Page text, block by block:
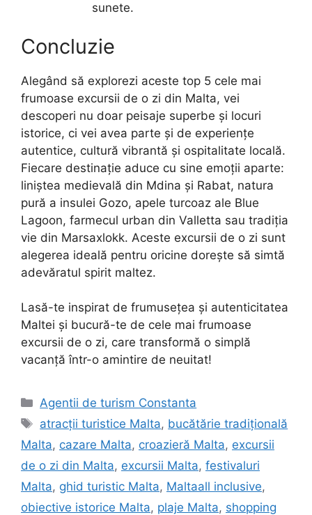
sunete.
Concluzie
Alegând să explorezi aceste top 5 cele mai
frumoase excursii de o zi din Malta, vei
descoperi nu doar peisaje superbe și locuri
istorice, ci vei avea parte și de experiențe
autentice, cultură vibrantă și ospitalitate locală.
Fiecare destinație aduce cu sine emoții aparte:
liniștea medievală din Mdina și Rabat, natura
pură a insulei Gozo, apele turcoaz ale Blue
Lagoon, farmecul urban din Valletta sau tradiția
vie din Marsaxlokk. Aceste excursii de o zi sunt
alegerea ideală pentru oricine dorește să simtă
adevăratul spirit maltez.
Lasă-te inspirat de frumusețea și autenticitatea
Maltei și bucură-te de cele mai frumoase
excursii de o zi, care transformă o simplă
vacanță într-o amintire de neuitat!
Categorii
Agentii de turism Constanta
Etichete
atracții turistice Malta, bucătărie tradițională
Malta, cazare Malta, croazieră Malta, excursii
de o zi din Malta, excursii Malta, festivaluri
Malta, ghid turistic Malta, Maltaall inclusive,
obiective istorice Malta, plaje Malta, shopping